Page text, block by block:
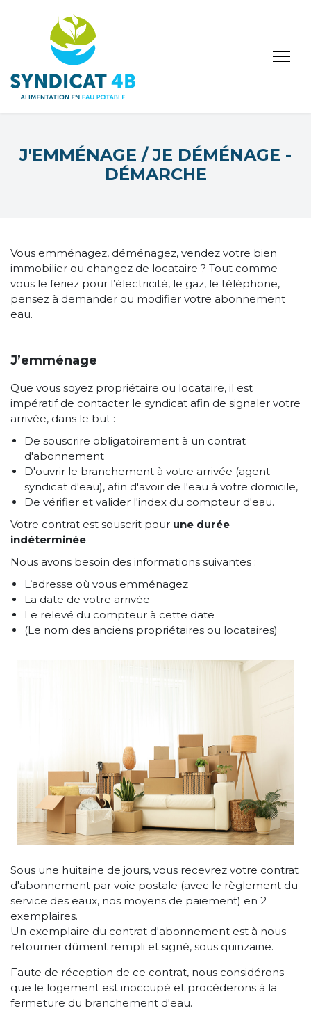
J'EMMÉNAGE / JE DÉMÉNAGE -
DÉMARCHE
Vous emménagez, déménagez, vendez votre bien
immobilier ou changez de locataire ? Tout comme
vous le feriez pour l’électricité, le gaz, le téléphone,
pensez à demander ou modifier votre abonnement
eau.
J’emménage
Que vous soyez propriétaire ou locataire, il est
impératif de contacter le syndicat afin de signaler votre
arrivée, dans le but :
De souscrire obligatoirement à un contrat
d'abonnement
D'ouvrir le branchement à votre arrivée (agent
syndicat d'eau), afin d'avoir de l'eau à votre domicile,
De vérifier et valider l'index du compteur d'eau.
Votre contrat est souscrit pour une durée
indéterminée.
Nous avons besoin des informations suivantes :
L’adresse où vous emménagez
La date de votre arrivée
Le relevé du compteur à cette date
(Le nom des anciens propriétaires ou locataires)
Sous une huitaine de jours, vous recevrez votre contrat
d'abonnement par voie postale (avec le règlement du
service des eaux, nos moyens de paiement) en 2
exemplaires.
Un exemplaire du contrat d'abonnement est à nous
retourner dûment rempli et signé, sous quinzaine.
Faute de réception de ce contrat, nous considérons
que le logement est inoccupé et procèderons à la
fermeture du branchement d'eau.